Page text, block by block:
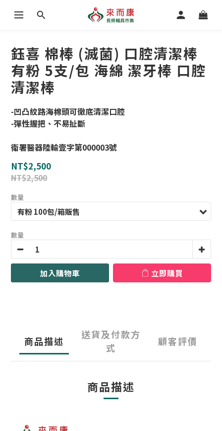
鈺喜 棉棒 (滅菌) 口腔清潔棒
有粉 5支/包 海綿 潔牙棒 口腔
清潔棒
-凹凸紋路海棉頭可徹底清潔口腔
-彈性握把、不易扯斷
衛署醫器陸輸壹字第000003號
NT$2,500
NT$2,500
數量
數量
加入購物車 立即購買
商品描述
送貨及付款方
式
顧客評價
商品描述